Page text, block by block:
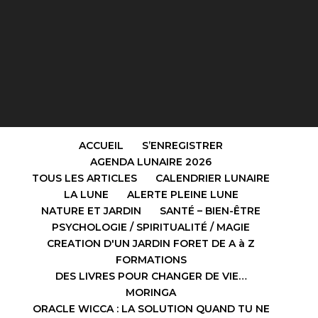
ACCUEIL
S’ENREGISTRER
AGENDA LUNAIRE 2026
TOUS LES ARTICLES
CALENDRIER LUNAIRE
LA LUNE
ALERTE PLEINE LUNE
NATURE ET JARDIN
SANTÉ – BIEN-ÊTRE
PSYCHOLOGIE / SPIRITUALITÉ / MAGIE
CREATION D'UN JARDIN FORET DE A à Z
FORMATIONS
DES LIVRES POUR CHANGER DE VIE…
MORINGA
ORACLE WICCA : LA SOLUTION QUAND TU NE